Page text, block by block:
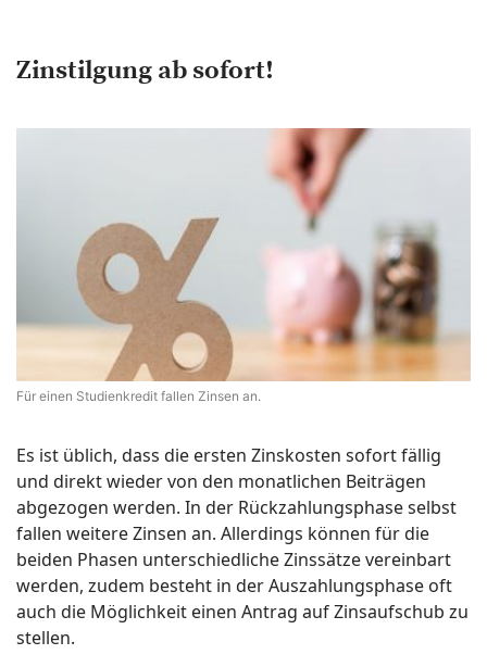
Zinstilgung ab sofort!
Für einen Studienkredit fallen Zinsen an.
Es ist üblich, dass die ersten Zinskosten sofort fällig
und direkt wieder von den monatlichen Beiträgen
abgezogen werden. In der Rückzahlungsphase selbst
fallen weitere Zinsen an. Allerdings können für die
beiden Phasen unterschiedliche Zinssätze vereinbart
werden, zudem besteht in der Auszahlungsphase oft
auch die Möglichkeit einen Antrag auf Zinsaufschub zu
stellen.